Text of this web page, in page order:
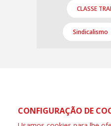
CLASSE
Sindicalismo
CONFIGURAÇÃO DE